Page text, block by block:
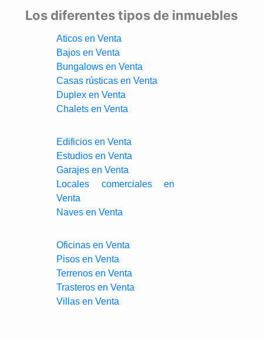
Los diferentes tipos de inmuebles
Aticos en Venta
Bajos en Venta
Bungalows en Venta
Casas rústicas en Venta
Duplex en Venta
Chalets en Venta
Edificios en Venta
Estudios en Venta
Garajes en Venta
Locales comerciales en
Venta
Naves en Venta
Oficinas en Venta
Pisos en Venta
Terrenos en Venta
Trasteros en Venta
Villas en Venta